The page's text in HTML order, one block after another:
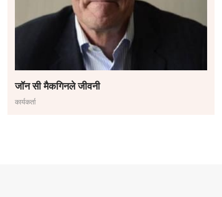
जॉन सी मैकगिनले जीवनी
कार्यकर्ता